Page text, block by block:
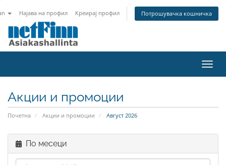
Најава на профил Креирај профил Потрошувачка кошничка
ја
Акции и промоции
Почетна Акции и промоции Август 2026
По месеци